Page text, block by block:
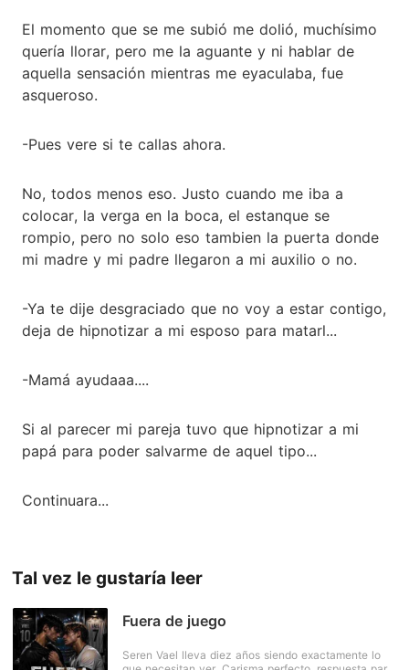
El momento que se me subió me dolió, muchísimo
quería llorar, pero me la aguante y ni hablar de
aquella sensación mientras me eyaculaba, fue
asqueroso.
-Pues vere si te callas ahora.
No, todos menos eso. Justo cuando me iba a
colocar, la verga en la boca, el estanque se
rompio, pero no solo eso tambien la puerta donde
mi madre y mi padre llegaron a mi auxilio o no.
-Ya te dije desgraciado que no voy a estar contigo,
deja de hipnotizar a mi esposo para matarl...
-Mamá ayudaaa....
Si al parecer mi pareja tuvo que hipnotizar a mi
papá para poder salvarme de aquel tipo...
Continuara...
Tal vez le gustaría leer
Fuera de juego
Seren Vael lleva diez años siendo exactamente lo